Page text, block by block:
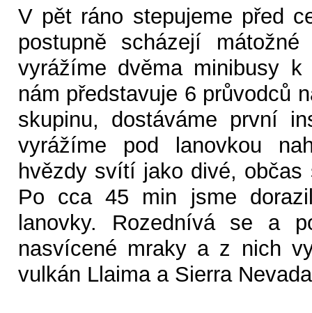
V pět ráno stepujeme před
postupně scházejí
vyrážíme dvěma minibusy
nám představuje 6 průvodců
skupinu, dostáváme první
vyrážíme pod lanovkou
hvězdy svítí jako divé, občas
Po cca 45 min jsme
lanovky. Rozednívá se a
nasvícené mraky a z nich
vulkán Llaima a Sierra